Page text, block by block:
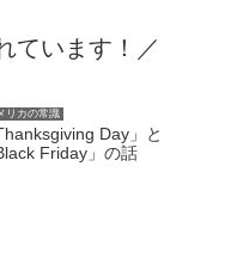
ています！／
リカの常識
Day」と
Friday」の話